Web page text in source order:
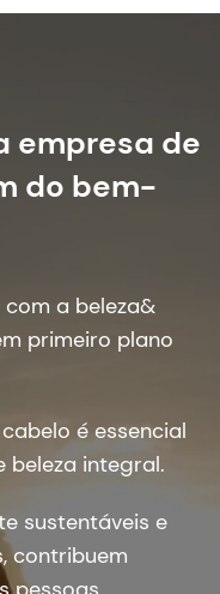
empresa de
do bem-
a beleza&
primeiro plano
é essencial
integral.
sustentáveis e
contribuem